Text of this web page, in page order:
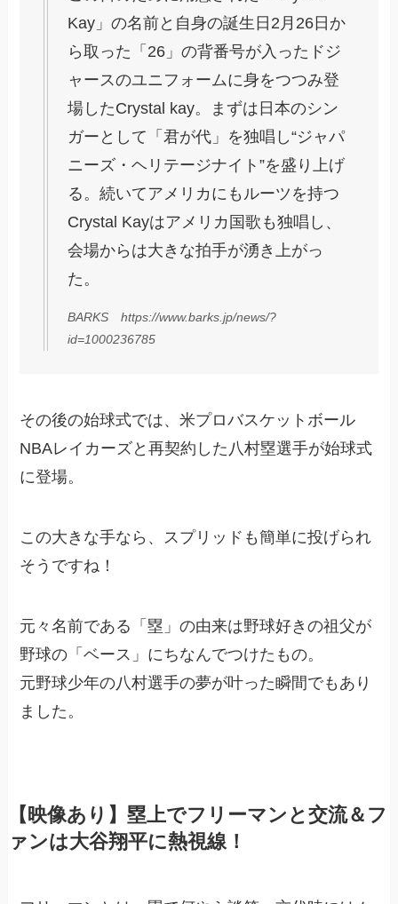
Kay」の名前と自身の誕生日2月26日か
ら取った「26」の背番号が入ったドジ
ャースのユニフォームに身をつつみ登
場したCrystal kay。まずは日本のシン
ガーとして「君が代」を独唱し“ジャパ
ニーズ・ヘリテージナイト”を盛り上げ
る。続いてアメリカにもルーツを持つ
Crystal Kayはアメリカ国歌も独唱し、
会場からは大きな拍手が湧き上がっ
た。
BARKS https://www.barks.jp/news/?
id=1000236785
その後の始球式では、米プロバスケットボール
NBAレイカーズと再契約した八村塁選手が始球式
に登場。
この大きな手なら、スプリッドも簡単に投げられ
そうですね！
元々名前である「塁」の由来は野球好きの祖父が
野球の「ベース」にちなんでつけたもの。
元野球少年の八村選手の夢が叶った瞬間でもあり
ました。
【映像あり】塁上でフリーマンと交流＆フ
ァンは大谷翔平に熱視線！